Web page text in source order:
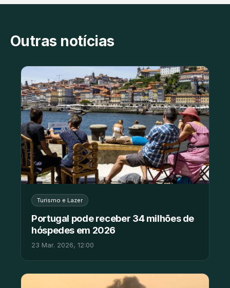
Outras notícias
Turismo e Lazer
Portugal pode receber 34 milhões de
hóspedes em 2026
23 Mar. 2026, 12:00